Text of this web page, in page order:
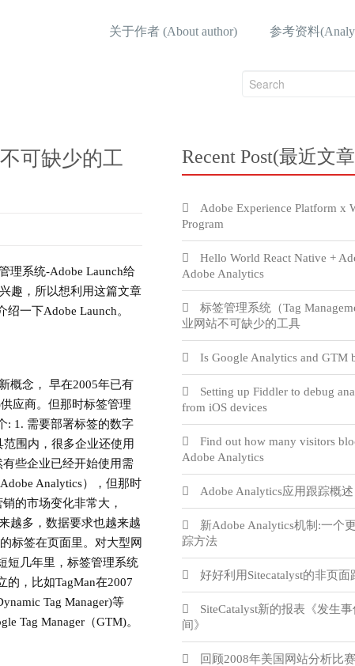
关于作者 (About author) 参考资料
可缺少的工
理系统-Adobe Launch给
趣，所以想利用这篇文章
一下Adobe Launch。
概念， 早在2005年已有
应商。但那时标签管理
: 1. 需要部署标签的数字
围内，很多企业还使用
有些企业已经开始使用需
Analytics），但那时
的市场变化非常大，
越多，数据要求也越来越
标签在页面里。对大型网
短几年里，标签管理系统
，比如TagMan在2007
Tag Manager)等
Tag Manager（GTM)。
Recent Post(最近文
Adobe Experience Platform x
Program
Hello World React Native +
Adobe Analytics
标签管理系统（Tag
业网站不可缺少的工具
Is Google Analytics and GTM
Setting up Fiddler to debug
from iOS devices
Find out how many visitors
Adobe Analytics
Adobe Analytics应用跟踪概述
新Adobe Analytics机制:一个
踪方法
好好利用Sitecatalyst的非页面
SiteCatalyst新的报表《发生
间》
回顾2008年美国网站分析比赛